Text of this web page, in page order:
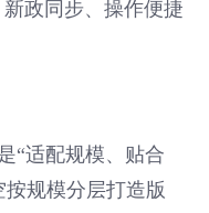
政同步、操作便捷
“适配规模、贴合
规模分层打造版